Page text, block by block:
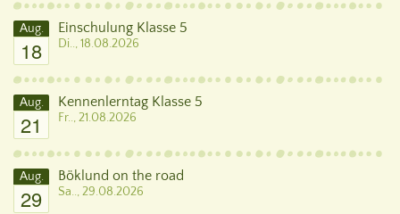
Aug.
18
Einschulung Klasse 5
Di.., 18.08.2026
Aug.
21
Kennenlerntag Klasse 5
Fr.., 21.08.2026
Aug.
29
Böklund on the road
Sa.., 29.08.2026